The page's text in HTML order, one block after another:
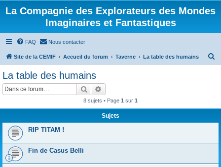
La Compagnie des Explorateurs des Mondes
Imaginaires et Fantastiques
FAQ Nous contacter
Site de la CEMIF Accueil du forum Taverne La table des humains
r
La table des humains
Rechercher
8 sujets • Page 1 sur 1
Sujets
RIP TITAM !
Fin de Casus Belli